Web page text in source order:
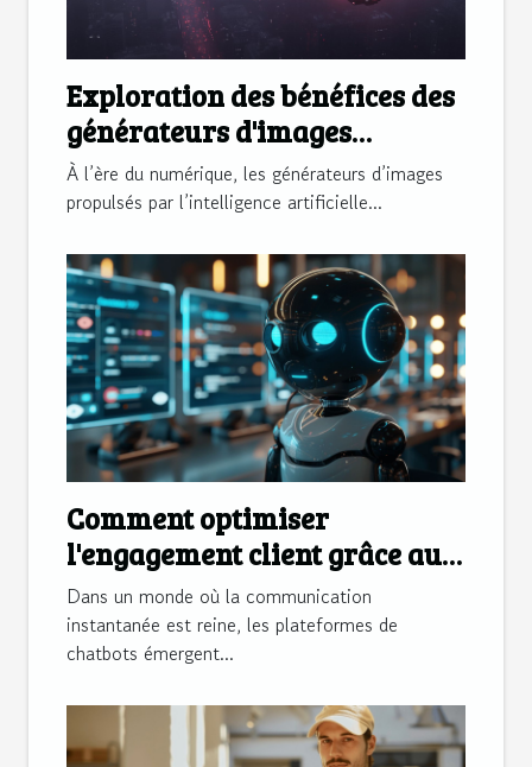
Exploration des bénéfices des
générateurs d'images
propulsés par l'IA
À l’ère du numérique, les générateurs d’images
propulsés par l’intelligence artificielle...
Comment optimiser
l'engagement client grâce aux
plateformes de chatbots
Dans un monde où la communication
instantanée est reine, les plateformes de
chatbots émergent...